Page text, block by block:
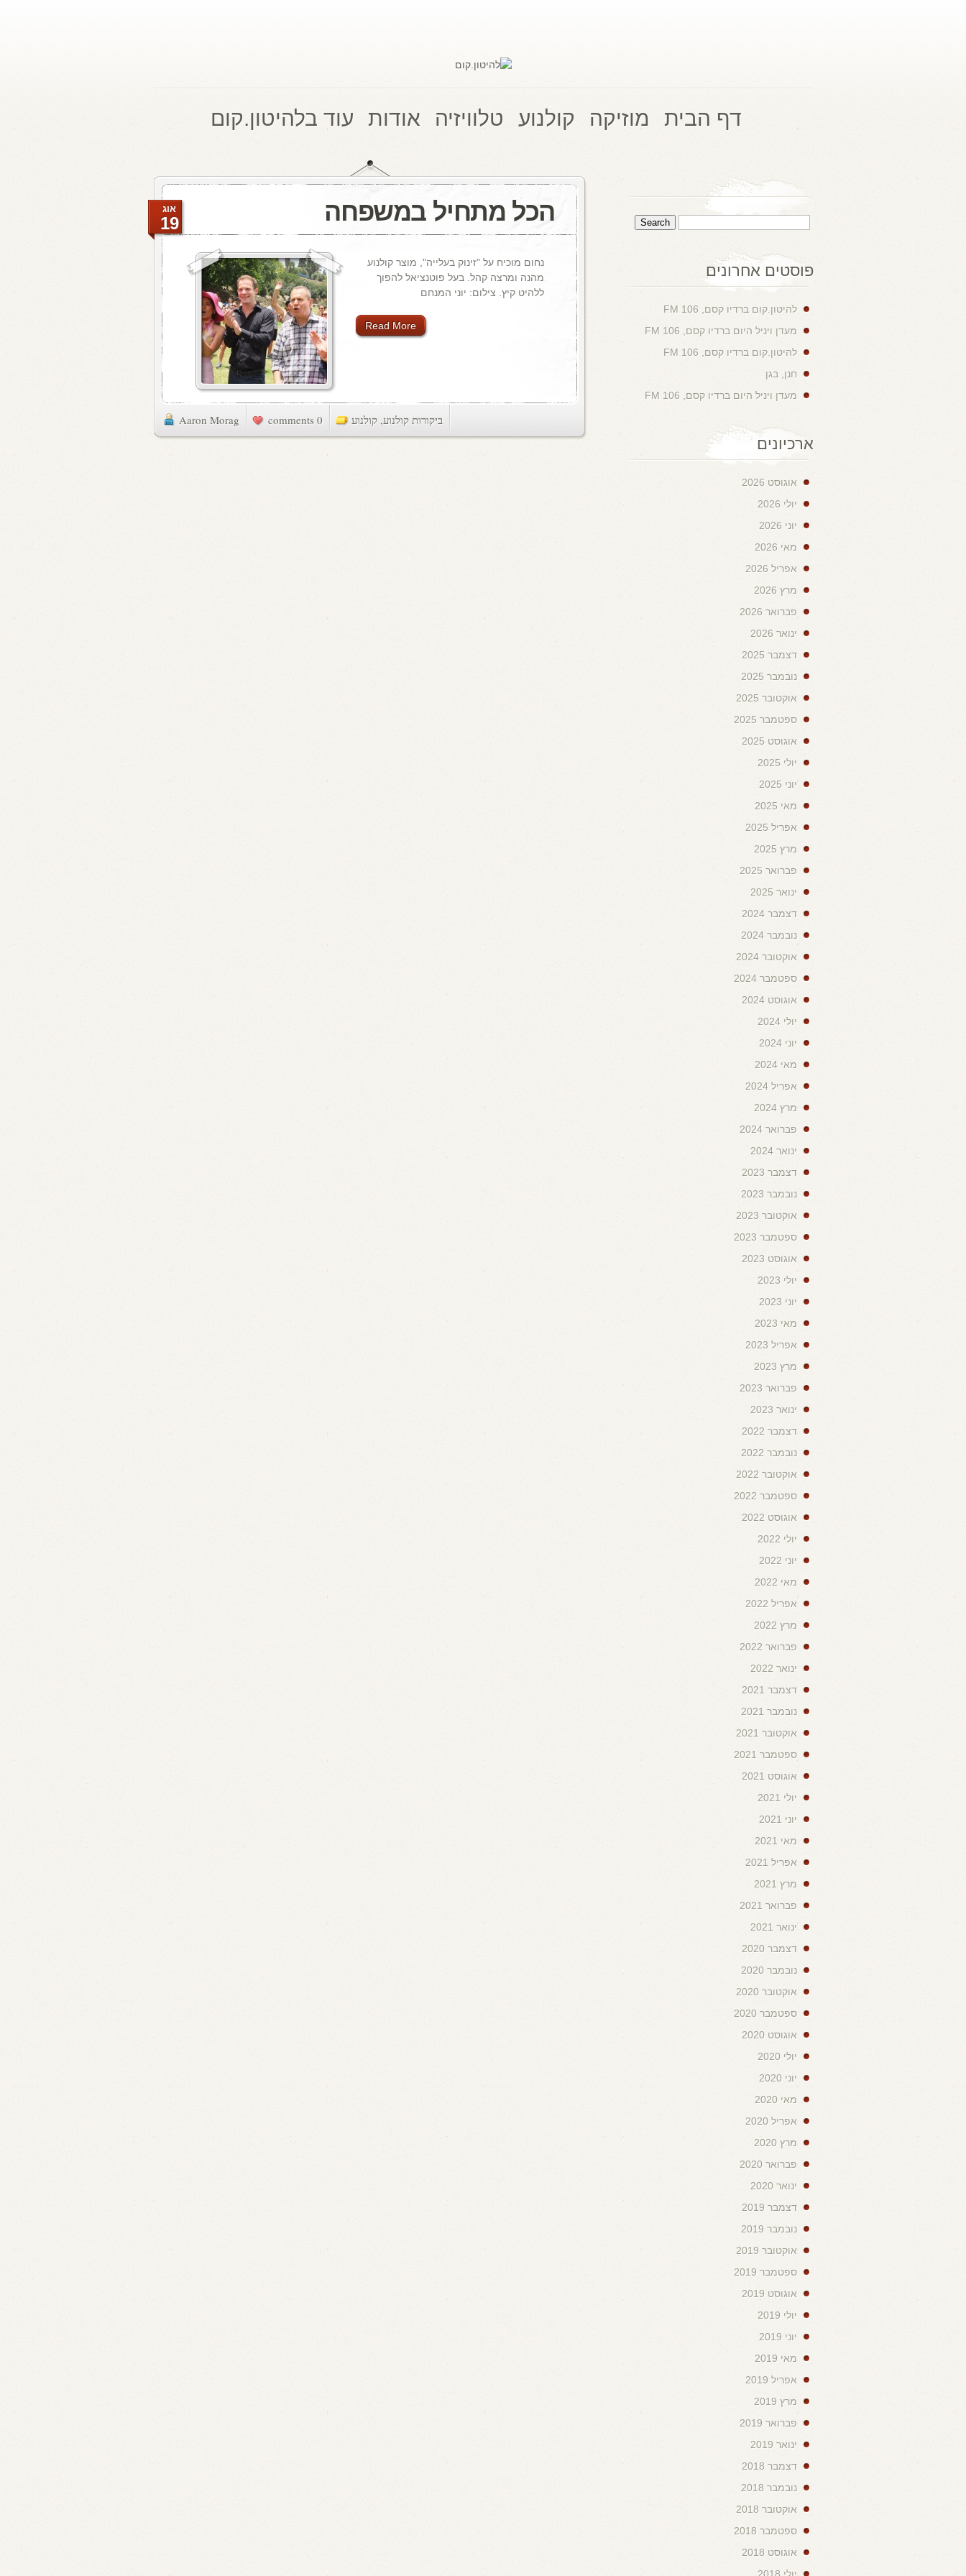
דף הבית מוזיקה קולנוע טלוויזיה אודות עוד בלהיטון.קום
הכל מתחיל במשפחה אוג
19
נחום מוכיח על "זינוק בעלייה", מוצר קולנוע
מהנה ומרצה קהל. בעל פוטנציאל להפוך
ללהיט קיץ. צילום: יוני המנחם
Read More
Aaron Morag 0 comments ביקורות קולנוע, קולנוע
פוסטים אחרונים
להיטון.קום ברדיו קסם, 106 FM
מעדן ויניל היום ברדיו קסם, 106 FM
להיטון.קום ברדיו קסם, 106 FM
חנן, בגן
מעדן ויניל היום ברדיו קסם, 106 FM
ארכיונים
אוגוסט 2026
יולי 2026
יוני 2026
מאי 2026
אפריל 2026
מרץ 2026
פברואר 2026
ינואר 2026
דצמבר 2025
נובמבר 2025
אוקטובר 2025
ספטמבר 2025
אוגוסט 2025
יולי 2025
יוני 2025
מאי 2025
אפריל 2025
מרץ 2025
פברואר 2025
ינואר 2025
דצמבר 2024
נובמבר 2024
אוקטובר 2024
ספטמבר 2024
אוגוסט 2024
יולי 2024
יוני 2024
מאי 2024
אפריל 2024
מרץ 2024
פברואר 2024
ינואר 2024
דצמבר 2023
נובמבר 2023
אוקטובר 2023
ספטמבר 2023
אוגוסט 2023
יולי 2023
יוני 2023
מאי 2023
אפריל 2023
מרץ 2023
פברואר 2023
ינואר 2023
דצמבר 2022
נובמבר 2022
אוקטובר 2022
ספטמבר 2022
אוגוסט 2022
יולי 2022
יוני 2022
מאי 2022
אפריל 2022
מרץ 2022
פברואר 2022
ינואר 2022
דצמבר 2021
נובמבר 2021
אוקטובר 2021
ספטמבר 2021
אוגוסט 2021
יולי 2021
יוני 2021
מאי 2021
אפריל 2021
מרץ 2021
פברואר 2021
ינואר 2021
דצמבר 2020
נובמבר 2020
אוקטובר 2020
ספטמבר 2020
אוגוסט 2020
יולי 2020
יוני 2020
מאי 2020
אפריל 2020
מרץ 2020
פברואר 2020
ינואר 2020
דצמבר 2019
נובמבר 2019
אוקטובר 2019
ספטמבר 2019
אוגוסט 2019
יולי 2019
יוני 2019
מאי 2019
אפריל 2019
מרץ 2019
פברואר 2019
ינואר 2019
דצמבר 2018
נובמבר 2018
אוקטובר 2018
ספטמבר 2018
אוגוסט 2018